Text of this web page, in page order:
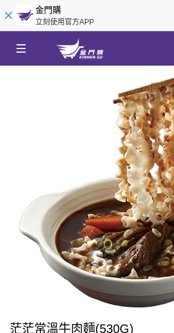
金門購
立刻使用官方APP
茫茫常溫牛肉麵(530G)